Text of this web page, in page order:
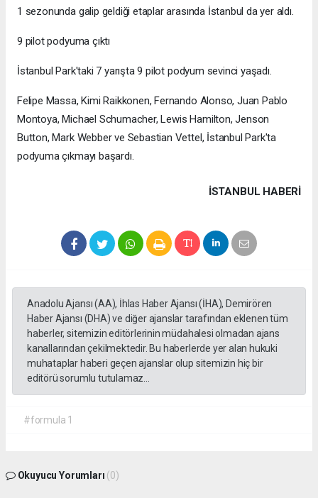
1 sezonunda galip geldiği etaplar arasında İstanbul da yer aldı.
9 pilot podyuma çıktı
İstanbul Park'taki 7 yarışta 9 pilot podyum sevinci yaşadı.
Felipe Massa, Kimi Raikkonen, Fernando Alonso, Juan Pablo
Montoya, Michael Schumacher, Lewis Hamilton, Jenson
Button, Mark Webber ve Sebastian Vettel, İstanbul Park'ta
podyuma çıkmayı başardı.
İSTANBUL HABERİ
Anadolu Ajansı (AA), İhlas Haber Ajansı (İHA), Demirören
Haber Ajansı (DHA) ve diğer ajanslar tarafından eklenen tüm
haberler, sitemizin editörlerinin müdahalesi olmadan ajans
kanallarından çekilmektedir. Bu haberlerde yer alan hukuki
muhataplar haberi geçen ajanslar olup sitemizin hiç bir
editörü sorumlu tutulamaz...
#formula 1
Okuyucu Yorumları (0)